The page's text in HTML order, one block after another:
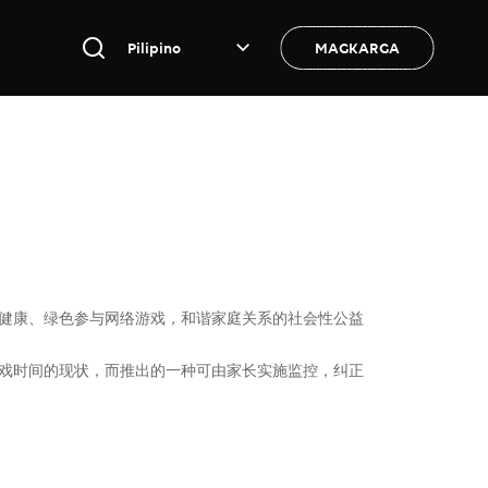
Pilipino MAGKARGA
康、绿色参与网络游戏，和谐家庭关系的社会性公益
时间的现状，而推出的一种可由家长实施监控，纠正